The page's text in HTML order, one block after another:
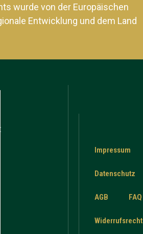
wurde von der Europäischen
Entwicklung und dem Land
Impressum
Datenschutz
AGB FAQ
Widerrufsrecht